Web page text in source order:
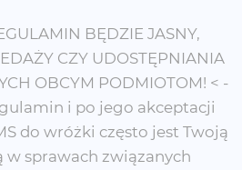
BĘDZIE JASNY,
CZY UDOSTĘPNIANIA
OBCYM PODMIOTOM! < -
i po jego akceptacji
do wróżki często jest Twoją
w sprawach związanych